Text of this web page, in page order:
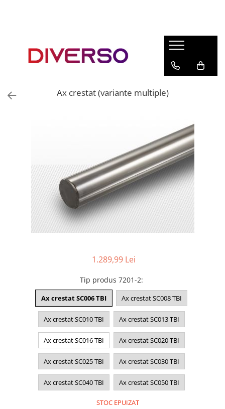
ASA
MULTIMATERIAL
Ax crestat (variante multiple)
1.289,99 Lei
Tip produs 7201-2:
Ax crestat SC006 TBI Ax crestat SC008 TBI
Ax crestat SC010 TBI Ax crestat SC013 TBI
Ax crestat SC016 TBI Ax crestat SC020 TBI
Ax crestat SC025 TBI Ax crestat SC030 TBI
Ax crestat SC040 TBI Ax crestat SC050 TBI
STOC EPUIZAT